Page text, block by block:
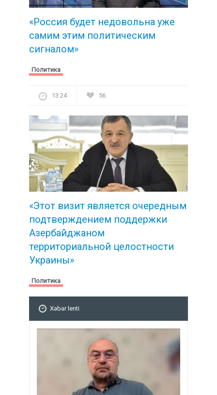
«Россия будет недовольна уже
самим этим политическим
сигналом»
Политика
13:24 56
«Этот визит является очередным
подтверждением поддержки
Азербайджаном
территориальной целостности
Украины»
Политика
Xəbər lenti